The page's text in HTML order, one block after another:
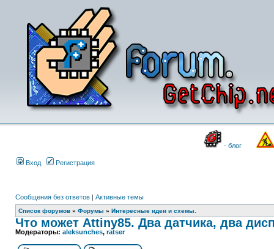
- блог
Вход Регистрация
Сообщения без ответов | Активные темы
Список форумов » Форумы » Интересные идеи и схемы.
Что может Attiny85. Два датчика, два
Модераторы: aleksunches, ratser